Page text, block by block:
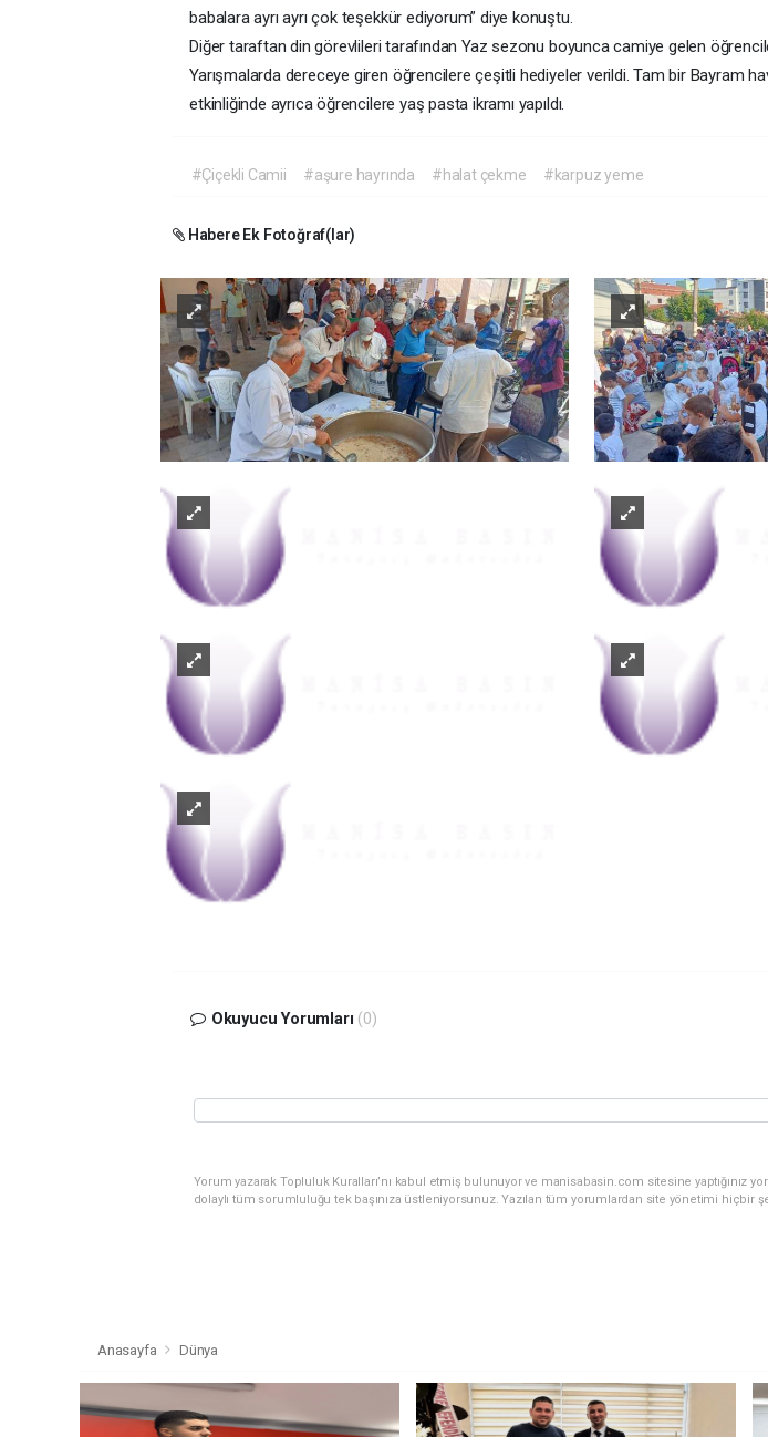
babalara ayrı ayrı çok teşekkür ediyorum” diye konuştu.
Diğer taraftan din görevlileri tarafından Yaz sezonu boyunca camiye gelen
Yarışmalarda dereceye giren öğrencilere çeşitli hediyeler verildi. Tam bir Bayram
etkinliğinde ayrıca öğrencilere yaş pasta ikramı yapıldı.
#Çiçekli Camii #aşure hayrında #halat çekme #karpuz yeme
Habere Ek Fotoğraf(lar)
Okuyucu Yorumları (0)
Yorum yazarak Topluluk Kuralları’nı kabul etmiş bulunuyor ve manisabasin.com sitesine yaptığınız
dolaylı tüm sorumluluğu tek başınıza üstleniyorsunuz. Yazılan tüm yorumlardan site yönetimi hiçbir
Anasayfa Dünya